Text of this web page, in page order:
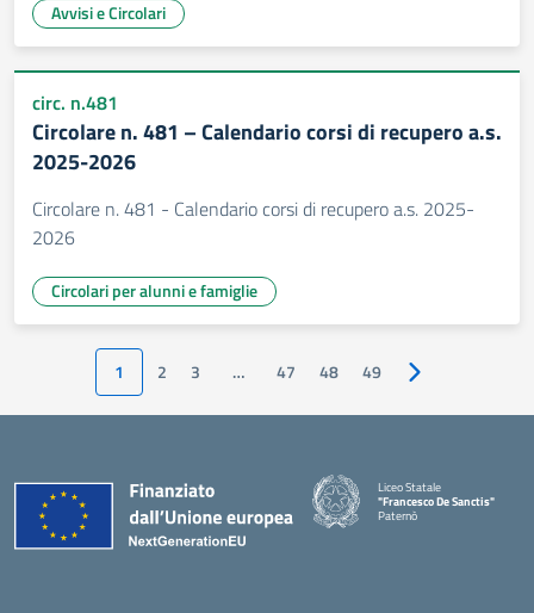
Avvisi e Circolari
circ. n.481
Circolare n. 481 – Calendario corsi di recupero a.s.
2025-2026
Circolare n. 481 - Calendario corsi di recupero a.s. 2025-
2026
Circolari per alunni e famiglie
1 2 3 … 47 48 49 Pagina
Liceo Statale
"Francesco De Sanctis"
Paternò